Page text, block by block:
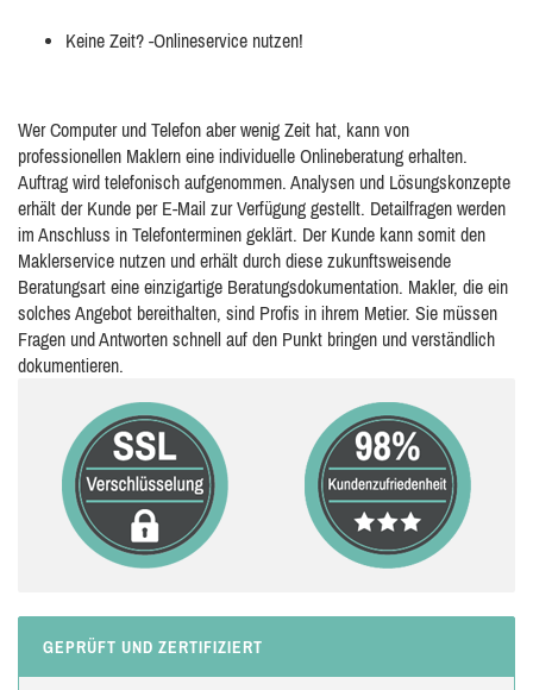
Keine Zeit? -Onlineservice nutzen!
Wer Computer und Telefon aber wenig Zeit hat, kann von
professionellen Maklern eine individuelle Onlineberatung erhalten.
Auftrag wird telefonisch aufgenommen. Analysen und Lösungskonzepte
erhält der Kunde per E-Mail zur Verfügung gestellt. Detailfragen werden
im Anschluss in Telefonterminen geklärt. Der Kunde kann somit den
Maklerservice nutzen und erhält durch diese zukunftsweisende
Beratungsart eine einzigartige Beratungsdokumentation. Makler, die ein
solches Angebot bereithalten, sind Profis in ihrem Metier. Sie müssen
Fragen und Antworten schnell auf den Punkt bringen und verständlich
dokumentieren.
GEPRÜFT UND ZERTIFIZIERT